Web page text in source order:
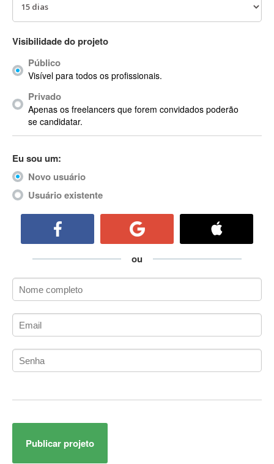
ACDSee
ACID Pro
ACPI
Acrobat X
ACT
Actian
Actimize
ActionScript 3
Active Directory
ActiveCollab
ActiveX
ActiveX Data Objects (ADO)
Ada
Adianti Framework
ADK
Administração
Administração de Artistas e Repertórios
Administração de Redes
Administração PostgreSQL
ADO.NET Entity Framework
Visibilidade do projeto
Público
Visível para todos os profissionais.
Privado
Apenas os freelancers que forem convidados poderão
se candidatar.
Eu sou um:
Novo usuário
Usuário existente
ou
Publicar projeto